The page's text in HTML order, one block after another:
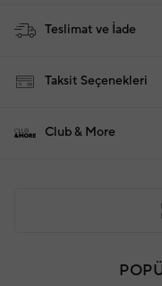
Teslimat ve İade
Taksit Seçenekleri
Club & More